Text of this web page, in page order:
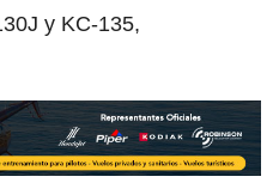
y KC-135,